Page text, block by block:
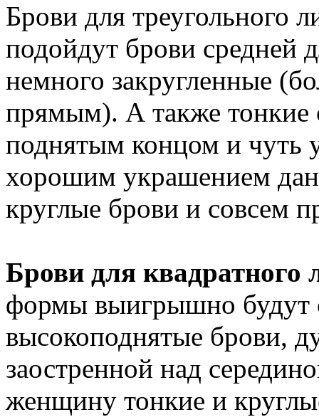
Брови для треугольного
подойдут брови средней
немного закругленные
прямым). А также тонкие
поднятым концом и чуть
хорошим украшением
круглые брови и совсем
Брови для квадратного
формы выигрышно будут
высокоподнятые брови,
заостренной над
женщину тонкие и